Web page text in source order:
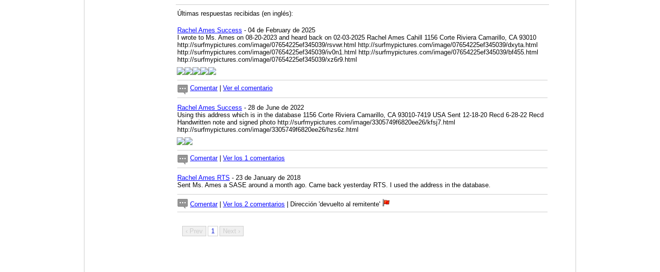
Últimas respuestas recibidas (en inglés):
Rachel Ames Success - 04 de February de 2025
I wrote to Ms. Ames on 08-20-2023 and heard back on 02-03-2025 Rachel Ames Cahill 1156 Corte Riviera Camarillo, CA 93010
http://surfmypictures.com/image/07654225ef345039/rsvwr.html
http://surfmypictures.com/image/07654225ef345039/dxyta.html
http://surfmypictures.com/image/07654225ef345039/iv0n1.html
http://surfmypictures.com/image/07654225ef345039/bf455.html
http://surfmypictures.com/image/07654225ef345039/xz6r9.html
Comentar| Ver el comentario
Rachel Ames Success - 28 de June de 2022
Using this address which is in the database 1156 Corte Riviera Camarillo, CA 93010-7419 USA Sent 12-18-20 Recd 6-28-22 Recd
Handwritten note and signed photo http://surfmypictures.com/image/3305749f6820ee26/kfsj7.html
http://surfmypictures.com/image/3305749f6820ee26/hzs6z.html
Comentar| Ver los 1 comentarios
Rachel Ames RTS - 23 de January de 2018
Sent Ms. Ames a SASE around a month ago. Came back yesterday RTS. I used the address in the database.
Comentar| Ver los 2 comentarios | Dirección 'devuelto al remitente'
‹ Prev 1 Next ›